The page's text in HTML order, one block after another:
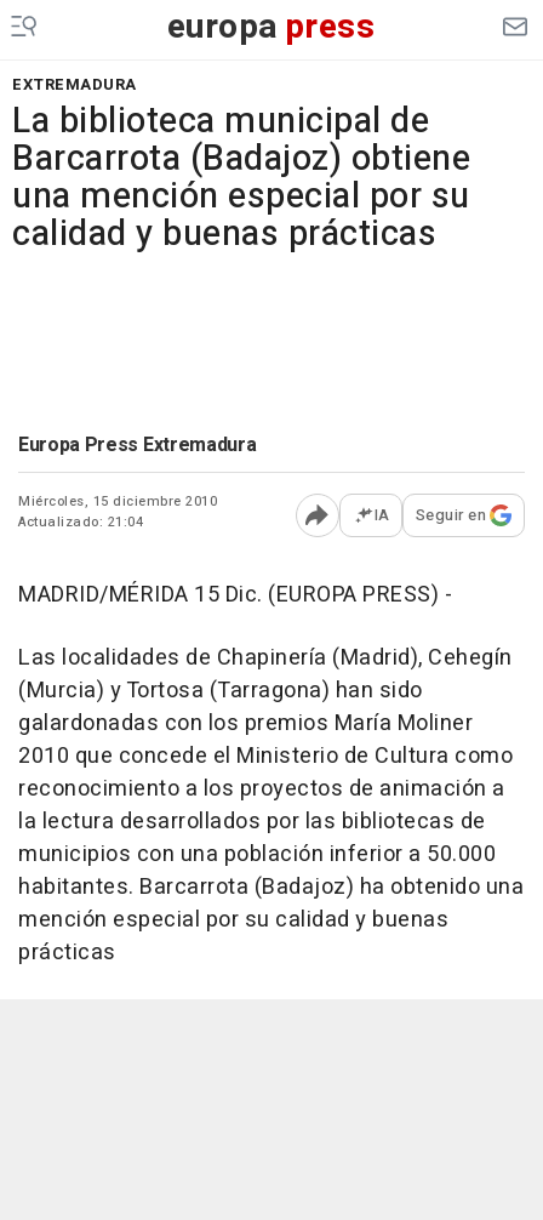
europa press
EXTREMADURA
La biblioteca municipal de
Barcarrota (Badajoz) obtiene
una mención especial por su
calidad y buenas prácticas
Europa Press Extremadura
Miércoles, 15 diciembre 2010
Actualizado: 21:04
Abrir opciones para
IA Seguir en
MADRID/MÉRIDA 15 Dic. (EUROPA PRESS) -
Las localidades de Chapinería (Madrid), Cehegín
(Murcia) y Tortosa (Tarragona) han sido
galardonadas con los premios María Moliner
2010 que concede el Ministerio de Cultura como
reconocimiento a los proyectos de animación a
la lectura desarrollados por las bibliotecas de
municipios con una población inferior a 50.000
habitantes. Barcarrota (Badajoz) ha obtenido una
mención especial por su calidad y buenas
prácticas